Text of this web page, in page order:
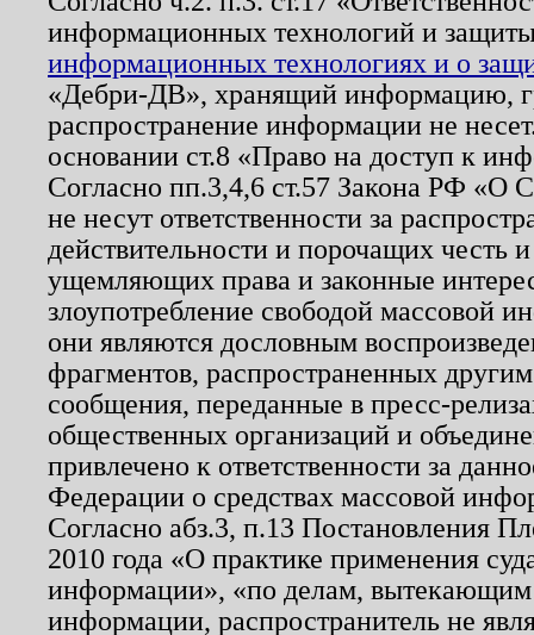
информационных технологий и
информационных технологиях и о
«Дебри-ДВ», хранящий информацию,
распространение информации не
основании ст.8 «Право на доступ к
Согласно пп.3,4,6 ст.57 Закона РФ «О
не несут ответственности за
действительности и порочащих честь
ущемляющих права и законные
злоупотребление свободой массовой
они являются дословным
фрагментов, распространенных
сообщения, переданные в пресс-
общественных организаций и
привлечено к ответственности за
Федерации о средствах массовой
Согласно абз.3, п.13 Постановления
2010 года «О практике применения
информации», «по делам, вытекающим
информации, распространитель не